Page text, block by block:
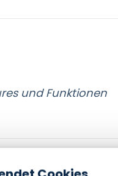
und Funktionen